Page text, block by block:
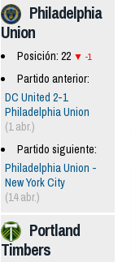
Philadelphia
Union
Posición: 22 -1
Partido anterior:
DC United 2-1
Philadelphia Union
(1 abr.)
Partido siguiente:
Philadelphia Union -
New York City
(14 abr.)
Portland
Timbers